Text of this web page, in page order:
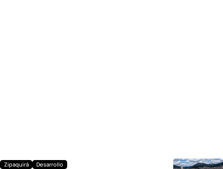
Zipaquirá
Desarrollo